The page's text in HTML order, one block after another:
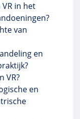
in het
van
en
VR?
en